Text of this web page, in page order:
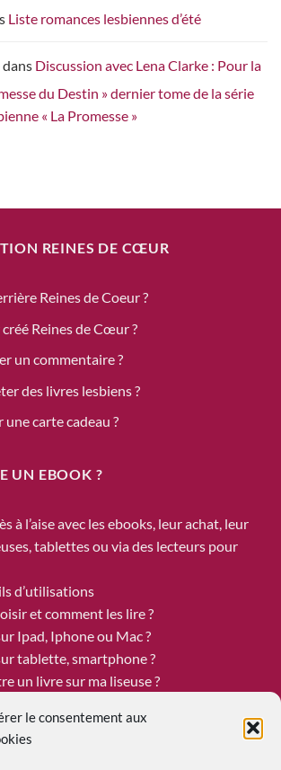
le consentement aux
Liste romances lesbiennes d’été
dans Discussion avec Lena Clarke : Pour la
du Destin » dernier tome de la série
« La Promesse »
REINES DE CŒUR
Reines de Coeur ?
Reines de Cœur ?
un commentaire ?
des livres lesbiens ?
carte cadeau ?
UN EBOOK ?
à l’aise avec les ebooks, leur achat, leur
tablettes ou via des lecteurs pour
d’utilisations
et comment les lire ?
Ipad, Iphone ou Mac ?
tablette, smartphone ?
un livre sur ma liseuse ?
REINES DE COEUR